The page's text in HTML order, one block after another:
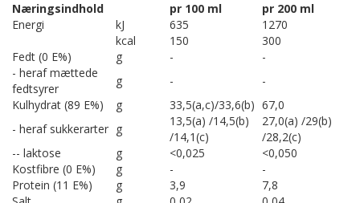
Næringsindhold pr 100 ml
pr 200 ml
Energi
kJ 635
1270
kcal
150
300
Fedt (0 E%)
g -
-
- heraf mættede
fedtsyrer
g -
-
Kulhydrat (89 E%)
g 33,5(a,c)/33,6(b) 67,0
- heraf sukkerarter g
13,5(a) /14,5(b)
/14,1(c)
27,0(a) /29(b)
/28,2(c)
-- laktose
g <0,025
<0,050
Kostfibre (0 E%)
g -
-
Protein (11 E%)
g 3,9
7,8